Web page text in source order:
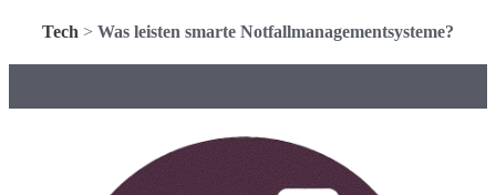
Tech > Was leisten smarte Notfallmanagementsysteme?